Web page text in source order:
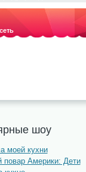
шоу
моей кухни
повар Америки: Дети